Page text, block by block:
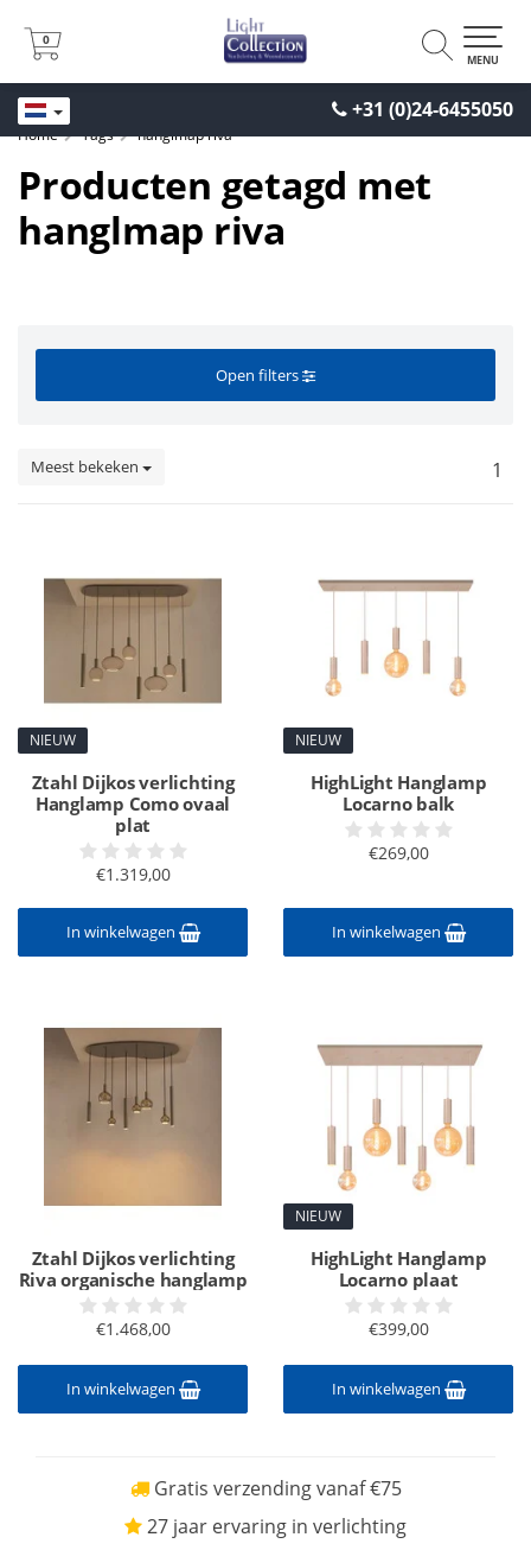
+31 (0)24-6455050
0
0
MENU
Home Tags hanglmap riva
Producten getagd met
hanglmap riva
Open filters
Meest bekeken 1
NIEUW
Ztahl Dijkos verlichting
Hanglamp Como ovaal
plat
€1.319,00
In winkelwagen
NIEUW
HighLight Hanglamp
Locarno balk
€269,00
In winkelwagen
Ztahl Dijkos verlichting
Riva organische hanglamp
€1.468,00
In winkelwagen
NIEUW
HighLight Hanglamp
Locarno plaat
€399,00
In winkelwagen
Gratis verzending vanaf €75
27 jaar ervaring in verlichting